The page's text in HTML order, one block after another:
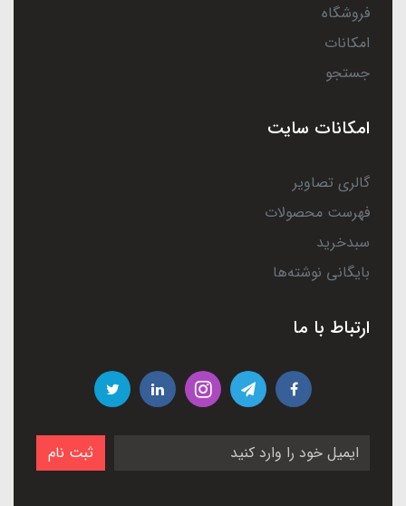
فروشگاه
امکانات
جستجو
امکانات سایت
گالری تصاویر
فهرست محصولات
سبدخرید
بایگانی نوشته‌ها
ارتباط با ما
ثبت نام